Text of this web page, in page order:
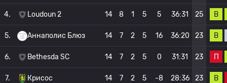
4. Loudoun 2 14 8 1 5 5 36:31 25 В
5. Аннаполис Блюз 14 7 2 5 16 36:20 23 В
6. Bethesda SC 14 7 2 5 0 31:31 23 П
7. Крисос 14 7 2 5 -8 28:36 23 В